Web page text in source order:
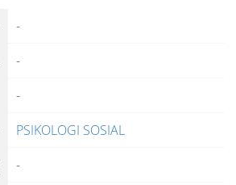
-
-
-
PSIKOLOGI SOSIAL
-